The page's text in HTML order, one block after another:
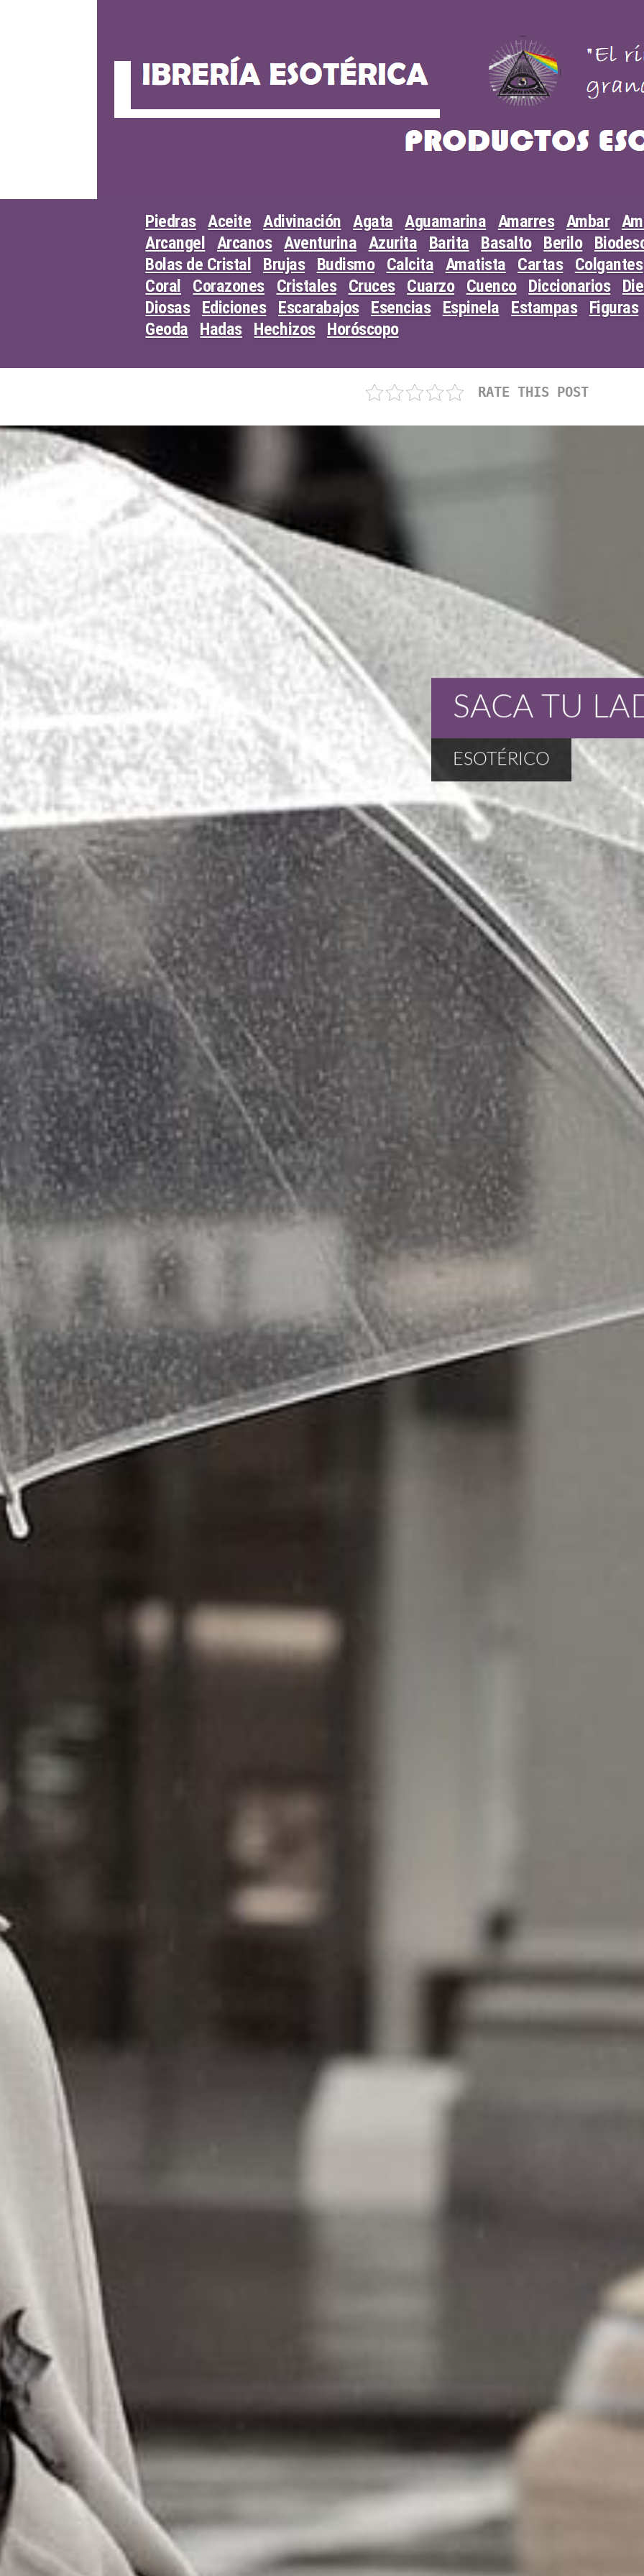
Piedras Aceite Adivinación Agata Aguamarina Amarres Ambar
Arcangel
Arcanos Aventurina Azurita Barita Basalto Berilo
Bolas de Cristal
Brujas Budismo Calcita Amatista Cartas
Colgantes
Coral
Corazones Cristales Cruces Cuarzo Cuenco Diccionarios
Diosas
Ediciones Escarabajos Esencias Espinela Estampas
Figuras
Geoda
Hadas Hechizos Horóscopo
RATE THIS POST
ESOTÉRICO
SACA TU